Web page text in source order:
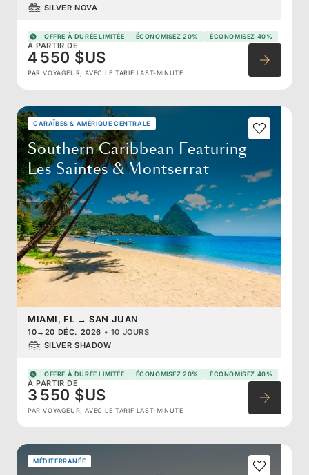
SILVER NOVA
OFFRE À DURÉE LIMITÉE ÉCONOMISEZ 20% ÉCONOMISEZ 40%
À PARTIR DE
4 550 $US
PAR VOYAGEUR, AVEC LE TARIF LAST-MINUTE
CARAÏBES & AMÉRIQUE CENTRALE
Southern Caribbean Featuring
Les Saintes & Montserrat
MIAMI, FL → SAN JUAN
10→ 20 DÉC. 2026 • 10 JOURS
SILVER SHADOW
OFFRE À DURÉE LIMITÉE ÉCONOMISEZ 20% ÉCONOMISEZ 40%
À PARTIR DE
3 550 $US
PAR VOYAGEUR, AVEC LE TARIF LAST-MINUTE
MÉDITERRANÉE